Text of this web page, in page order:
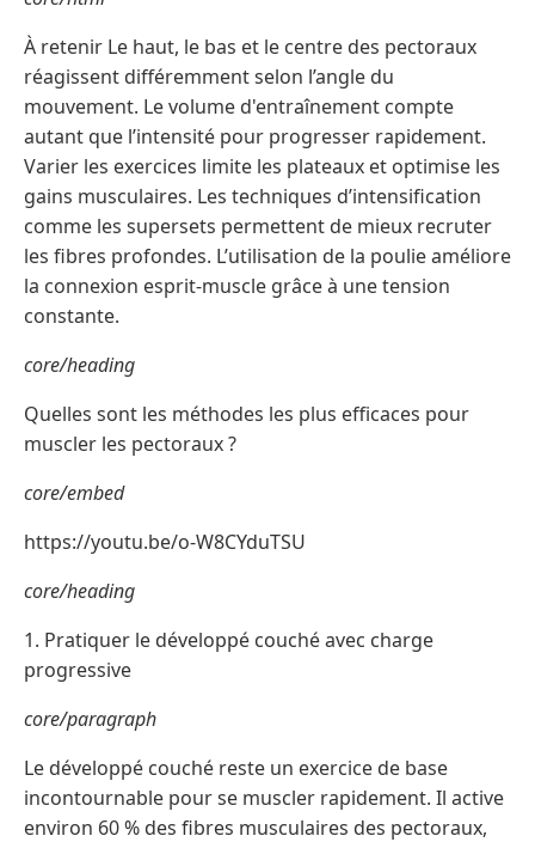
À retenir Le haut, le bas et le centre des pectoraux
réagissent différemment selon l’angle du
mouvement. Le volume d'entraînement compte
autant que l’intensité pour progresser rapidement.
Varier les exercices limite les plateaux et optimise les
gains musculaires. Les techniques d’intensification
comme les supersets permettent de mieux recruter
les fibres profondes. L’utilisation de la poulie améliore
la connexion esprit-muscle grâce à une tension
constante.
core/heading
Quelles sont les méthodes les plus efficaces pour
muscler les pectoraux ?
core/embed
https://youtu.be/o-W8CYduTSU
core/heading
1. Pratiquer le développé couché avec charge
progressive
core/paragraph
Le développé couché reste un exercice de base
incontournable pour se muscler rapidement. Il active
environ 60 % des fibres musculaires des pectoraux,